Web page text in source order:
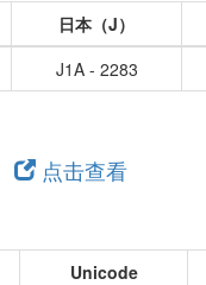
日本（J）
J1A - 2283
点击查看
Unicode